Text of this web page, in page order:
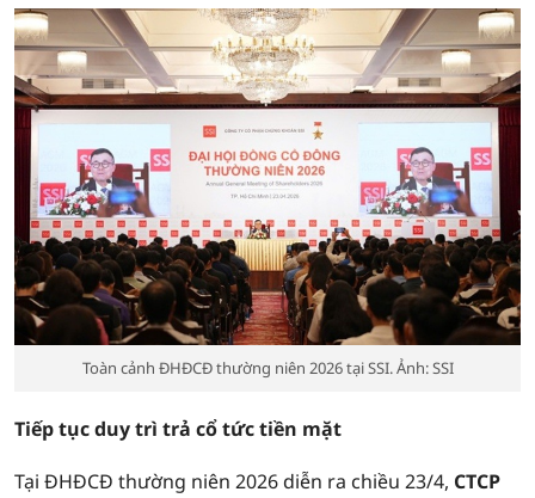
Toàn cảnh ĐHĐCĐ thường niên 2026 tại SSI. Ảnh: SSI
Tiếp tục duy trì trả cổ tức tiền mặt
Tại ĐHĐCĐ thường niên 2026 diễn ra chiều 23/4, CTCP